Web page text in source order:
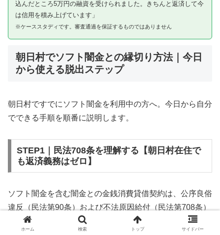
込んだところ5万円の融資を受けられました。きちんと返済して今
は信用を積み上げています」
※ケーススタディです。審査通過を保証するものではありません
朝日村でソフト闇金との縁切り方法｜今日
から使える脱出ステップ
朝日村ですでにソフト闇金を利用中の方へ。今日から自分
でできる手順を順番に説明します。
STEP1｜民法708条を理解する【朝日村在住で
も返済義務はゼロ】
ソフト闇金を含む闇金との金銭消費貸借契約は、公序良俗
違反（民法第90条）および不法原因給付（民法第708条）
に該当するため、法的には無効です。朝日村在住であって
ホーム 検索 トップ サイドバー